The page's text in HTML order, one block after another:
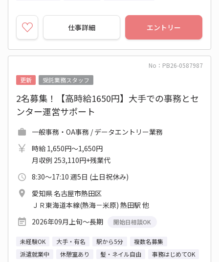
仕事詳細 エントリー
No：PB26-0587987
更新
受託業務スタッフ
2名募集！【高時給1650円】大手での事務とセ
ンター運営サポート
一般事務・OA事務 / データエントリー業務
時給 1,650円～1,650円
月収例 253,110円+残業代
8:30～17:10 週5日 (土日祝休み)
愛知県 名古屋市熱田区
ＪＲ東海道本線(熱海－米原) 熱田駅 他
2026年09月上旬～長期
開始日相談OK
未経験OK 大手・有名 駅から5分
複数名募集
派遣就業中
休憩室あり 髪・ネイル自由 事務はじめてOK